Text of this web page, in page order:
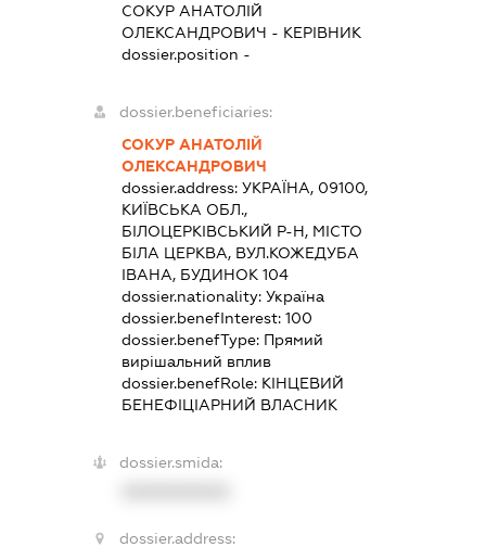
СОКУР АНАТОЛІЙ
ОЛЕКСАНДРОВИЧ - КЕРІВНИК
dossier.position -
dossier.beneficiaries:
СОКУР АНАТОЛІЙ
ОЛЕКСАНДРОВИЧ
dossier.address: УКРАЇНА, 09100,
КИЇВСЬКА ОБЛ.,
БІЛОЦЕРКІВСЬКИЙ Р-Н, МІСТО
БІЛА ЦЕРКВА, ВУЛ.КОЖЕДУБА
ІВАНА, БУДИНОК 104
dossier.nationality: Україна
dossier.benefInterest: 100
dossier.benefType: Прямий
вирішальний вплив
dossier.benefRole: КІНЦЕВИЙ
БЕНЕФІЦІАРНИЙ ВЛАСНИК
dossier.smida:
dossier.address: